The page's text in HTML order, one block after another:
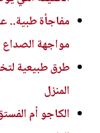
مفاجأة طبية..
مواجهة الصداع
طرق طبيعية
المنزل
الكاجو أم